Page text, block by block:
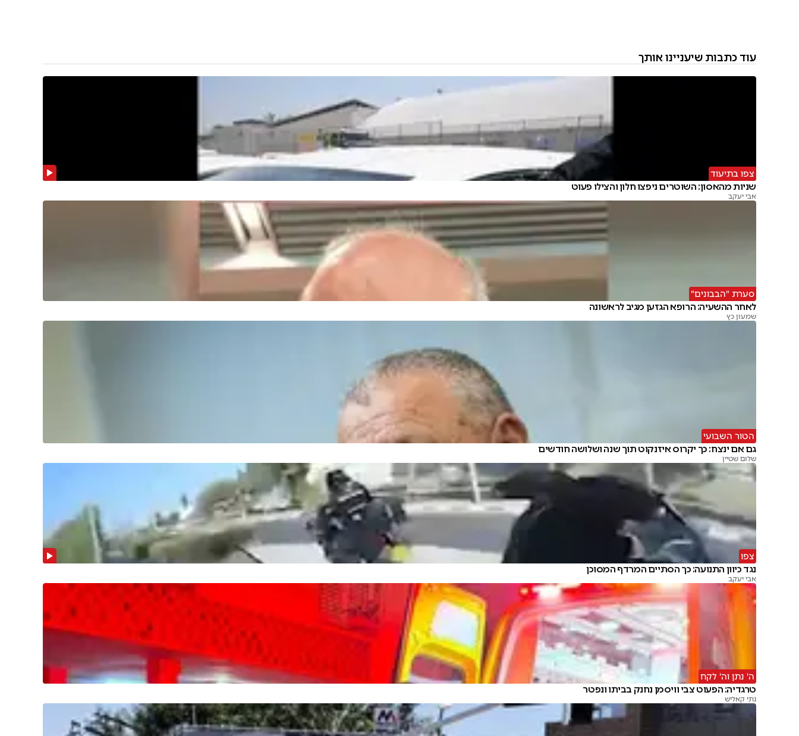
עוד כתבות שיעניינו אותך
צפו בתיעוד
שניות מהאסון: השוטרים ניפצו חלון והצילו פעוט
אבי יעקב
סערת "הבבונים"
לאחר ההשעיה: הרופא הגזען מגיב לראשונה
שמעון כץ
הטור השבועי
גם אם ינצח: כך יקרוס איזנקוט תוך שנה ושלושה חודשים
שלום שטיין
צפו
נגד כיוון התנועה: כך הסתיים המרדף המסוכן
אבי יעקב
ה' נתן וה' לקח
טרגדיה: הפעוט צבי וויסמן נחנק בביתו ונפטר
נתי קאליש